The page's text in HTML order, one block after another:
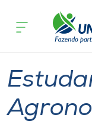
Cursos
Pesquisa